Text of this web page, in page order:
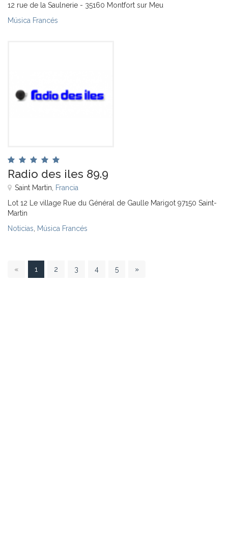
12 rue de la Saulnerie - 35160 Montfort sur Meu
Música Francés
Radio des iles 89.9
Saint Martin, Francia
Lot 12 Le village Rue du Général de Gaulle Marigot 97150 Saint-
Martin
Noticias Música Francés
« 1 2 3 4 5 »